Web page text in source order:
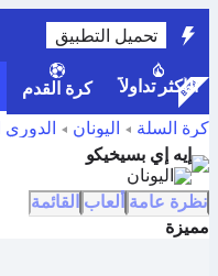
تحميل التطبيق
الأكثر تداولاً كرة القدم
كرة السلة
اليونان الدوري
الزمني واللاعبين في إيه إي
إيه إي بسيخيكو
اليونان
نظرة عامة ألعاب القائمة
مميزة